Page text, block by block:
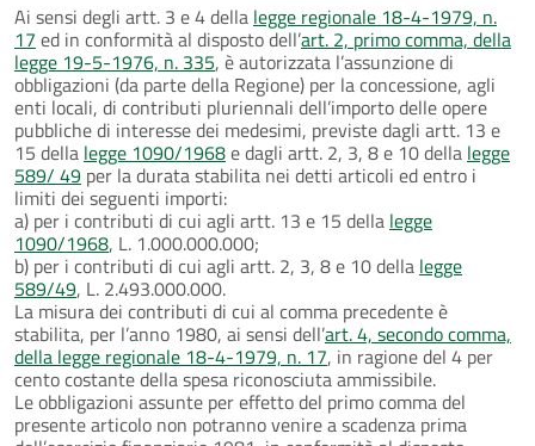
Ai sensi degli artt. 3 e 4 della legge regionale 18-4-1979, n.
17 ed in conformità al disposto dell’art. 2, primo comma, della
legge 19-5-1976, n. 335, è autorizzata l’assunzione di
obbligazioni (da parte della Regione) per la concessione, agli
enti locali, di contributi pluriennali dell’importo delle opere
pubbliche di interesse dei medesimi, previste dagli artt. 13 e
15 della legge 1090/1968e dagli artt. 2, 3, 8 e 10 della legge
589/ 49 per la durata stabilita nei detti articoli ed entro i
limiti dei seguenti importi:
a) per i contributi di cui agli artt. 13 e 15 della legge
1090/1968, L. 1.000.000.000;
b) per i contributi di cui agli artt. 2, 3, 8 e 10 della legge
589/49, L. 2.493.000.000.
La misura dei contributi di cui al comma precedente è
stabilita, per l’anno 1980, ai sensi dell’art. 4, secondo comma,
della legge regionale 18-4-1979, n. 17, in ragione del 4 per
cento costante della spesa riconosciuta ammissibile.
Le obbligazioni assunte per effetto del primo comma del
presente articolo non potranno venire a scadenza prima